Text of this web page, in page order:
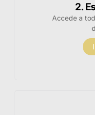
2.
Accede a